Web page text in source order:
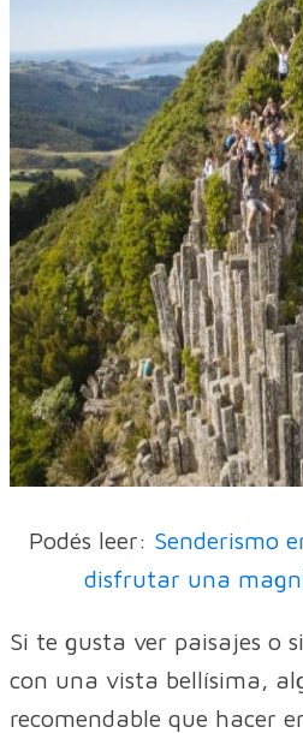
Podés leer: Senderismo
disfrutar una
Si te gusta ver paisajes o
con una vista bellísima,
recomendable que hacer